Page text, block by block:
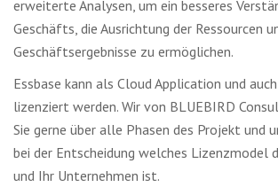
erweiterte Analysen, um ein besseres
Geschäfts, die Ausrichtung der Ressourcen
Geschäftsergebnisse zu ermöglichen.
Essbase kann als Cloud Application und
lizenziert werden. Wir von BLUEBIRD
Sie gerne über alle Phasen des Projekt und
bei der Entscheidung welches Lizenzmodel
und Ihr Unternehmen ist.